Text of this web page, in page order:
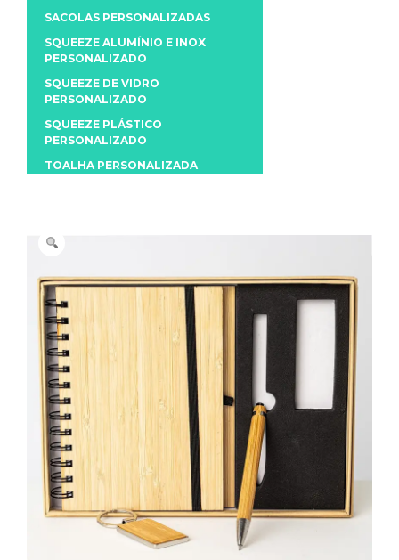
SACOLAS PERSONALIZADAS
SQUEEZE ALUMÍNIO E INOX
PERSONALIZADO
SQUEEZE DE VIDRO
PERSONALIZADO
SQUEEZE PLÁSTICO
PERSONALIZADO
TOALHA PERSONALIZADA